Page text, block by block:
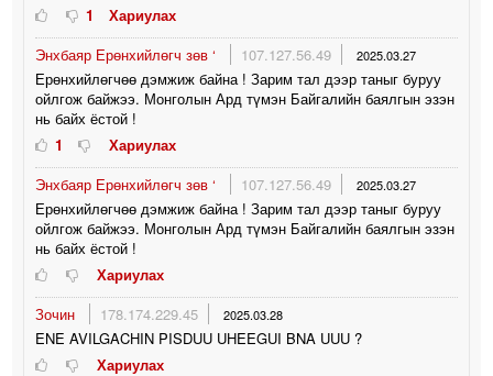
1
Хариулах
Энхбаяр Ерөнхийлөгч зөв ‘
107.127.56.49 2025.03.27
Ерөнхийлөгчөө дэмжиж байна ! Зарим тал дээр таныг буруу
ойлгож байжээ. Монголын Ард түмэн Байгалийн баялгын эзэн
нь байх ёстой !
1
Хариулах
Энхбаяр Ерөнхийлөгч зөв ‘
107.127.56.49 2025.03.27
Ерөнхийлөгчөө дэмжиж байна ! Зарим тал дээр таныг буруу
ойлгож байжээ. Монголын Ард түмэн Байгалийн баялгын эзэн
нь байх ёстой !
Хариулах
Зочин
178.174.229.45 2025.03.28
ENE AVILGACHIN PISDUU UHEEGUI BNA UUU ?
Хариулах